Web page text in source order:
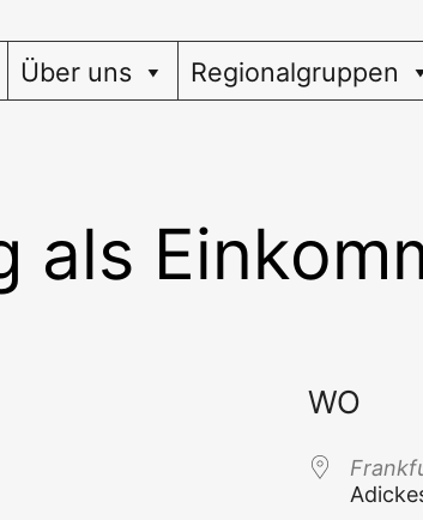
Über uns Regionalgruppen
als
WO